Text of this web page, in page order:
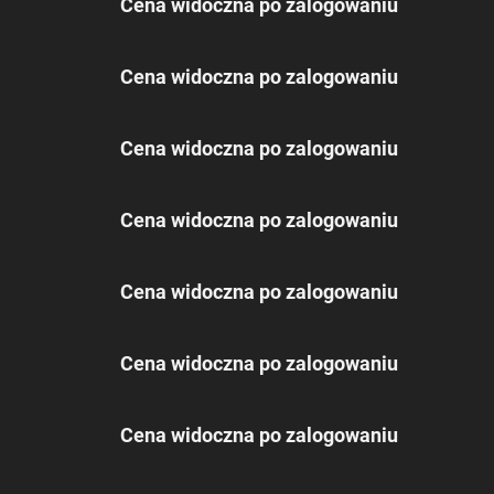
Cena widoczna po zalogowaniu
Cena widoczna po zalogowaniu
Cena widoczna po zalogowaniu
Cena widoczna po zalogowaniu
Cena widoczna po zalogowaniu
Cena widoczna po zalogowaniu
Cena widoczna po zalogowaniu